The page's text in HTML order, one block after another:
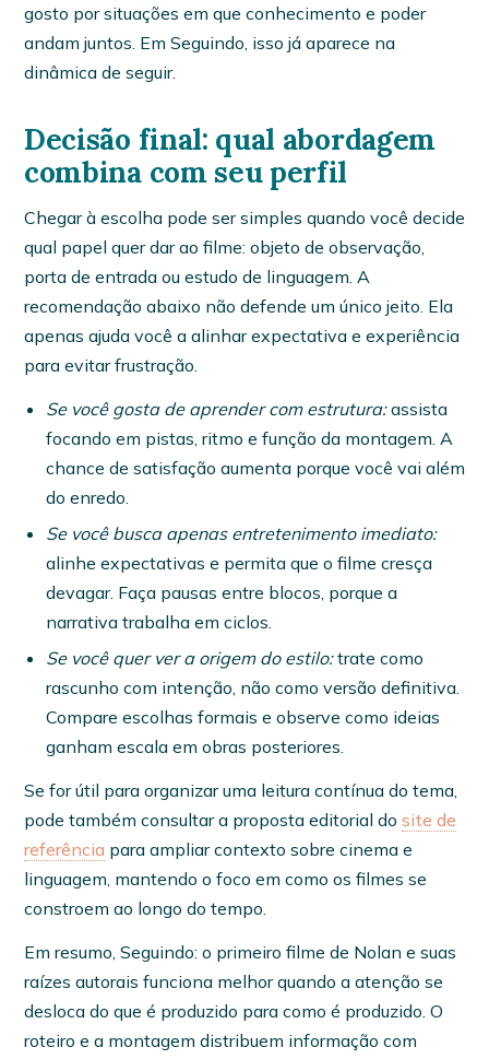
gosto por situações em que conhecimento e poder
andam juntos. Em Seguindo, isso já aparece na
dinâmica de seguir.
Decisão final: qual abordagem
combina com seu perfil
Chegar à escolha pode ser simples quando você decide
qual papel quer dar ao filme: objeto de observação,
porta de entrada ou estudo de linguagem. A
recomendação abaixo não defende um único jeito. Ela
apenas ajuda você a alinhar expectativa e experiência
para evitar frustração.
Se você gosta de aprender com estrutura:assista
focando em pistas, ritmo e função da montagem. A
chance de satisfação aumenta porque você vai além
do enredo.
Se você busca apenas entretenimento imediato:
alinhe expectativas e permita que o filme cresça
devagar. Faça pausas entre blocos, porque a
narrativa trabalha em ciclos.
Se você quer ver a origem do estilo:trate como
rascunho com intenção, não como versão definitiva.
Compare escolhas formais e observe como ideias
ganham escala em obras posteriores.
Se for útil para organizar uma leitura contínua do tema,
pode também consultar a proposta editorial do site de
referência para ampliar contexto sobre cinema e
linguagem, mantendo o foco em como os filmes se
constroem ao longo do tempo.
Em resumo, Seguindo: o primeiro filme de Nolan e suas
raízes autorais funciona melhor quando a atenção se
desloca do que é produzido para como é produzido. O
roteiro e a montagem distribuem informação com